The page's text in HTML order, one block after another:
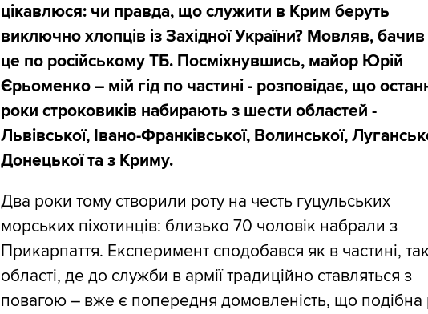
цікавлюся: чи правда, що служити в Крим беруть
виключно хлопців із Західної України? Мовляв,
це по російському ТБ. Посміхнувшись, майор Юрій
Єрьоменко – мій гід по частині - розповідає, що
роки строковиків набирають з шести областей -
Львівської, Івано-Франківської, Волинської,
Донецької та з Криму.
Два роки тому створили роту на честь гуцульських
морських піхотинців: близько 70 чоловік набрали з
Прикарпаття. Експеримент сподобався як в частині,
області, де до служби в армії традиційно ставляться з
повагою – вже є попередня домовленість, що подібна